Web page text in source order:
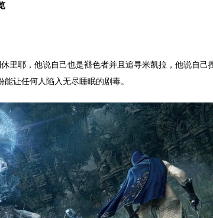
里耶，他说自己也是褪色者并且追寻米凯拉，他说自己
让任何人陷入无尽睡眠的剧毒。